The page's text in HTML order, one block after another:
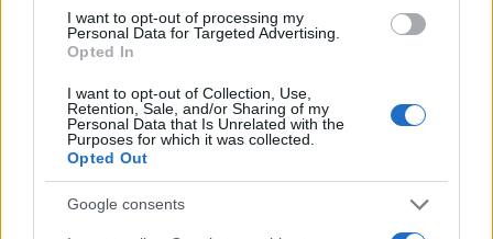
I want to opt-out of processing my
Personal Data for Targeted Advertising.
Opted In
I want to opt-out of Collection, Use,
Retention, Sale, and/or Sharing of my
Personal Data that Is Unrelated with the
Purposes for which it was collected.
Opted Out
Google consents
του τουρισμού η Ελλάδα αναπτύσσει πλέον μια
δυναμική στο σύνολο των Περιφερειών της. Η
Δαδιάς, η Λίμνη Κερκίνη οι ορειβατικές διαδρομές
της Ροδόπης στην Ανατολική Μακεδονία και
Θράκη, η Βασιλίτσα, η Καστοριά, το Νυμφαίο, στη
Δυτική Μακεδονία, ο Άγιος Αθανάσιος, το